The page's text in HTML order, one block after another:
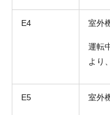
E4 室外
運転
より
E5 室外
メッセージ